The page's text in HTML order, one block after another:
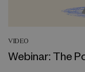
VIDEO
Webinar: The